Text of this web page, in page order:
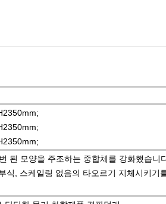
된 모양을 주조하는 중합체를 강화했습니
식, 스케일링 없음의 타오르기 지체시키기